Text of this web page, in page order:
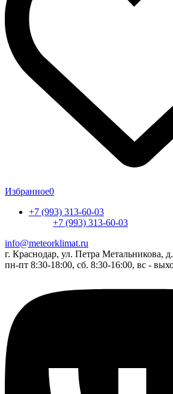
Избранное0
+7 (993) 313-60-03
+7 (993) 313-60-03
info@meteorklimat.ru
г. Краснодар, ул. Петра Метальникова,
пн-пт 8:30-18:00, сб. 8:30-16:00, вс -